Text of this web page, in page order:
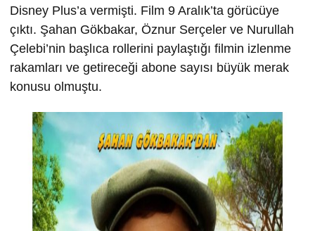
Disney Plus’a vermişti. Film 9 Aralık’ta görücüye
çıktı. Şahan Gökbakar, Öznur Serçeler ve Nurullah
Çelebi’nin başlıca rollerini paylaştığı filmin izlenme
rakamları ve getireceği abone sayısı büyük merak
konusu olmuştu.